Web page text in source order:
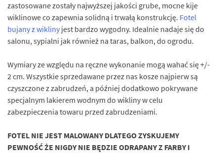
zastosowane zostały najwyższej jakości grube, mocne kije
wiklinowe co zapewnia solidną i trwałą konstrukcję. Fotel
bujany z wikliny jest bardzo wygodny. Idealnie nadaje się do
salonu, sypialni jak również na taras, balkon, do ogrodu.
Wymiary ze względu na ręczne wykonanie mogą wahać się +/-
2 cm. Wszystkie sprzedawane przez nas kosze najpierw są
czyszczone z zabrudzeń, a później dodatkowo pokrywane
specjalnym lakierem wodnym do wikliny w celu
zabezpieczenia towaru przed zabrudzeniami.
FOTEL NIE JEST MALOWANY DLATEGO ZYSKUJEMY
PEWNOŚĆ ŻE NIGDY NIE BĘDZIE ODRAPANY Z FARBY I